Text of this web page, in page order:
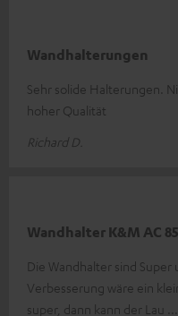
Wandhalterungen
Sehr solide Halterungen.
hoher Qualität
Richard D.
Wandhalter K&M AC
Die Wandhalter sind Super
Verbesserung wäre ein
super, dann kann der Lau